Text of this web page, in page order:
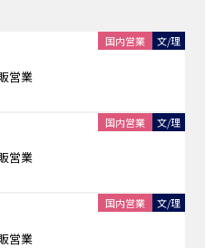
営業
国内営業 文/理
営業
国内営業 文/理
営業
国内営業 文/理